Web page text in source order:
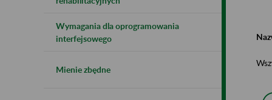
Wymagania dla oprogramowania
interfejsowego
Mienie zbędne